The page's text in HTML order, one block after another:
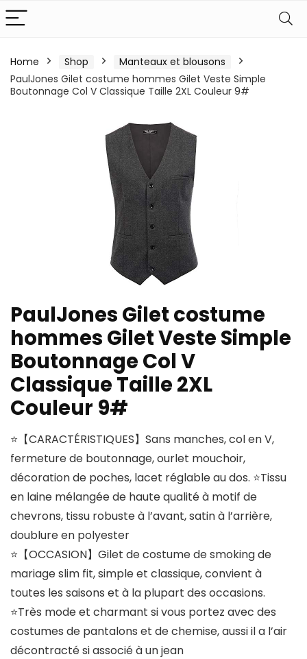
Home Shop
Manteaux et blousons
PaulJones Gilet costume hommes Gilet Veste Simple
Boutonnage Col V Classique Taille 2XL Couleur 9#
PaulJones Gilet costume
hommes Gilet Veste Simple
Boutonnage Col V
Classique Taille 2XL
Couleur 9#
⭐【CARACTÉRISTIQUES】Sans manches, col en V,
fermeture de boutonnage, ourlet mouchoir,
décoration de poches, lacet réglable au dos. ⭐Tissu
en laine mélangée de haute qualité à motif de
chevrons, tissu robuste à l’avant, satin à l’arrière,
doublure en polyester
⭐【OCCASION】Gilet de costume de smoking de
mariage slim fit, simple et classique, convient à
toutes les saisons et à la plupart des occasions.
⭐Très mode et charmant si vous portez avec des
costumes de pantalons et de chemise, aussi il a l’air
décontracté si associé à un jean